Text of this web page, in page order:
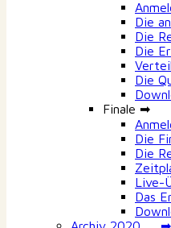
Die
Die
Die
Die
Finale ➡
Die
Die
Live-
Das